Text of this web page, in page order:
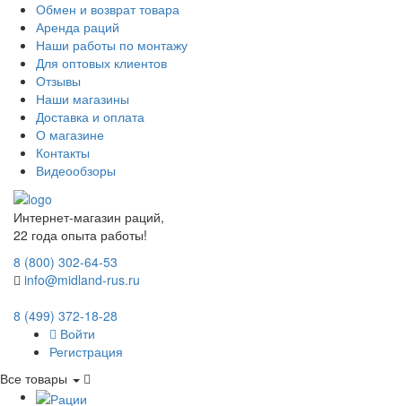
Обмен и возврат товара
Аренда раций
Наши работы по монтажу
Для оптовых клиентов
Отзывы
Наши магазины
Доставка и оплата
О магазине
Контакты
Видеообзоры
Интернет-магазин раций,
22 года опыта работы!
8 (800) 302-64-53
info@midland-rus.ru
8 (499) 372-18-28
Войти
Регистрация
Все товары